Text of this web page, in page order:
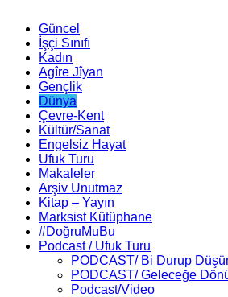
Güncel
İşçi Sınıfı
Kadın
Agîre Jîyan
Gençlik
Dünya
Çevre-Kent
Kültür/Sanat
Engelsiz Hayat
Ufuk Turu
Makaleler
Arşiv Unutmaz
Kitap – Yayın
Marksist Kütüphane
#DoğruMuBu
Podcast / Ufuk Turu
PODCAST/ Bi Durup
PODCAST/ Geleceğe
Podcast/Video